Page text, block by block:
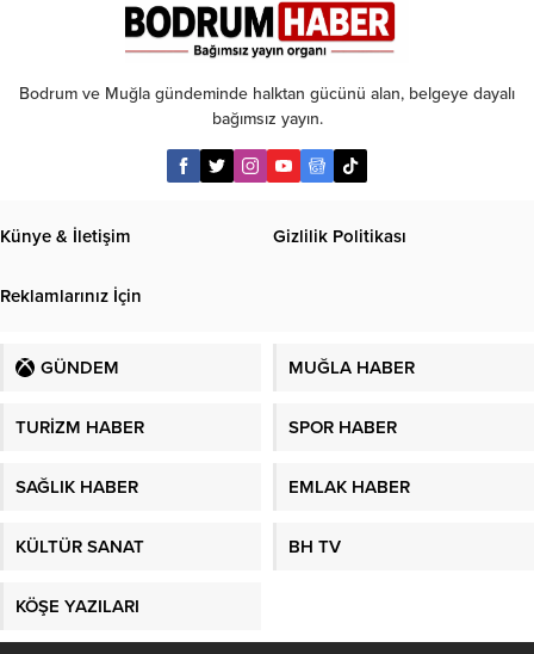
Bodrum ve Muğla gündeminde halktan gücünü alan, belgeye dayalı
bağımsız yayın.
Künye & İletişim Gizlilik Politikası
Reklamlarınız İçin
GÜNDEM MUĞLA HABER
TURİZM HABER SPOR HABER
SAĞLIK HABER EMLAK HABER
KÜLTÜR SANAT BH TV
KÖŞE YAZILARI